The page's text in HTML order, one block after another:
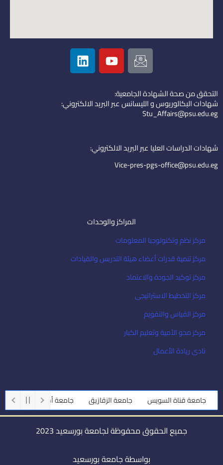
I
c
o
n
-
e
i
l
Y
o
u
u
b
L
i
n
e
d
التحقق من صحة الشهادة الجامعية:
شهادات البكالوريوس و الليسانس عبر البريد الالكتروني:
Stu_Affairs@psu.edu.eg
شهادات الدراسات العليا عبر البريد الالكتروني:
Vice-pres-pgs-office@psu.edu.eg
المراكز والوحدات
مركز نظم وتكنولوجيا المعلومات
مركز تنمية قدرات أعضاء هيئة التدريس والقيادات
مركز توكيد الجودة والاعتماد
مركز التخطيط الاستراتيجى
مركز القياس والتقويم
مركز محو الأمية وتعليم الكبار
نادى ريادة الأعمال
قناة السويس جامعة الزقازيق جامعة أسيوط جامعة طنطا
جميع الحقوق محفوظة لجامعة بورسعيد 2023
بواسطة جامعة بورسعيد